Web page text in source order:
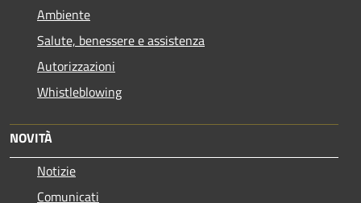
Ambiente
Salute, benessere e assistenza
Autorizzazioni
Whistleblowing
NOVITÀ
Notizie
Comunicati